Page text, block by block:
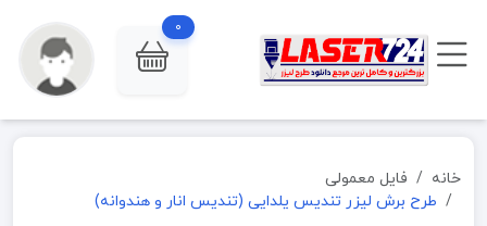
0
خانه
فایل معمولی
طرح برش لیزر تندیس یلدایی (تندیس انار و هندوانه)